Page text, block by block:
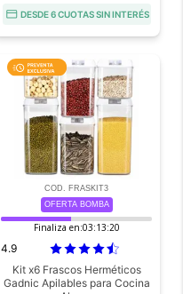
DESDE 6 CUOTAS SIN INTERÉS
COD. FRASKIT3
OFERTA BOMBA
Finaliza en:03:13:18
4.9
Kit x6 Frascos Herméticos
Gadnic Apilables para Cocina